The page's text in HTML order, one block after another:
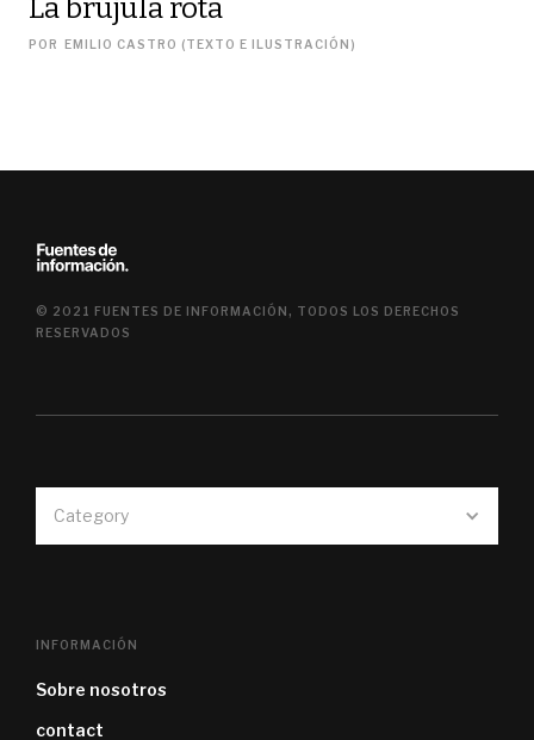
La brújula rota
POR EMILIO CASTRO (TEXTO E ILUSTRACIÓN)
© 2021 FUENTES DE INFORMACIÓN, TODOS LOS DERECHOS
RESERVADOS
Category
INFORMACIÓN
Sobre nosotros
contact